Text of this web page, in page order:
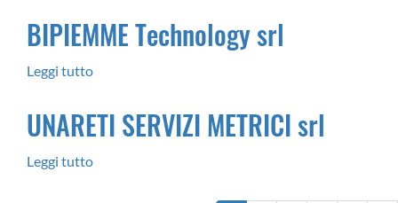
di
BIPIEMME Technology srl
Leggi tutto
Technology
UNARETI SERVIZI METRICI srl
Leggi tutto